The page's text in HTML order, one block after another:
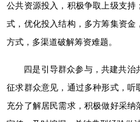
公共资源投入，积极争取上级支
式，优化投入结构，多方筹集资
方式，多渠道破解筹资难题。
四是引导群众参与，共建共治
征求群众意见，通过多种形式，听
充分了解居民需求，积极做好采